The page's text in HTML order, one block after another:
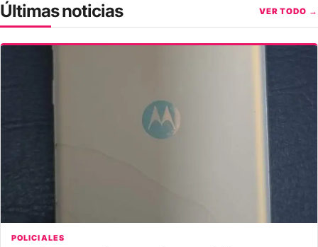
Últimas noticias VER TODO →
POLICIALES